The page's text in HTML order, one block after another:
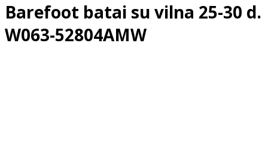
Barefoot batai su vilna 25-30 d.
W063-52804AMW